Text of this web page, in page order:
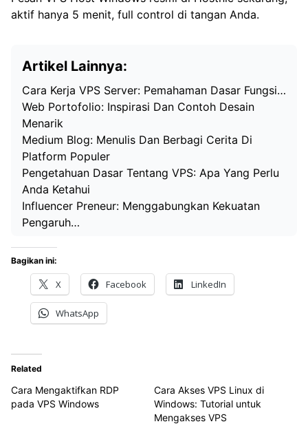
aktif hanya 5 menit, full control di tangan Anda.
Artikel Lainnya:
Cara Kerja VPS Server: Pemahaman Dasar Fungsi…
Web Portofolio: Inspirasi Dan Contoh Desain
Menarik
Medium Blog: Menulis Dan Berbagi Cerita Di
Platform Populer
Pengetahuan Dasar Tentang VPS: Apa Yang Perlu
Anda Ketahui
Influencer Preneur: Menggabungkan Kekuatan
Pengaruh…
Bagikan ini:
X Facebook LinkedIn
WhatsApp
Related
Cara Mengaktifkan RDP
pada VPS Windows
Cara Akses VPS Linux di
Windows: Tutorial untuk
Mengakses VPS